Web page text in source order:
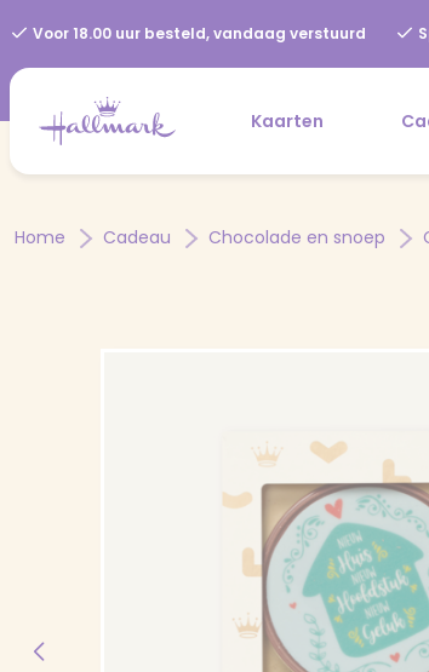
Voor 18.00 uur besteld, vandaag verstuurd
Kaarten
Home Cadeau Chocolade en snoep